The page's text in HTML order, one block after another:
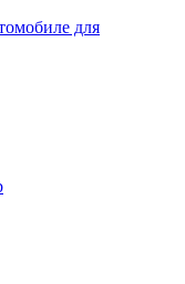
для